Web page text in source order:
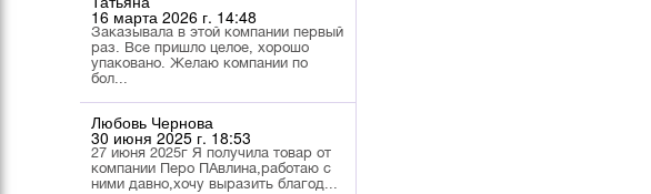
16 марта 2026 г. 14:48
Заказывала в этой компании первый
раз. Все пришло целое, хорошо
упаковано. Желаю компании по
бол...
Любовь Чернова
30 июня 2025 г. 18:53
27 июня 2025г Я получила товар от
компании Перо ПАвлина,работаю с
ними давно,хочу выразить благод...